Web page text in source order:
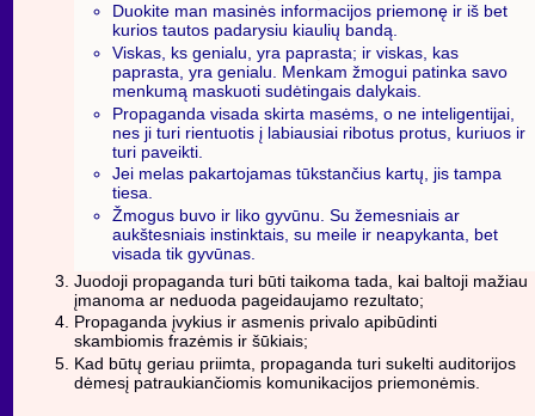
Duokite man masinės informacijos priemonę ir iš bet
kurios tautos padarysiu kiaulių bandą.
Viskas, ks genialu, yra paprasta; ir viskas, kas
paprasta, yra genialu. Menkam žmogui patinka savo
menkumą maskuoti sudėtingais dalykais.
Propaganda visada skirta masėms, o ne inteligentijai,
nes ji turi rientuotis į labiausiai ribotus protus, kuriuos ir
turi paveikti.
Jei melas pakartojamas tūkstančius kartų, jis tampa
tiesa.
Žmogus buvo ir liko gyvūnu. Su žemesniais ar
aukštesniais instinktais, su meile ir neapykanta, bet
visada tik gyvūnas.
Juodoji propaganda turi būti taikoma tada, kai baltoji mažiau
įmanoma ar neduoda pageidaujamo rezultato;
Propaganda įvykius ir asmenis privalo apibūdinti
skambiomis frazėmis ir šūkiais;
Kad būtų geriau priimta, propaganda turi sukelti auditorijos
dėmesį patraukiančiomis komunikacijos priemonėmis.